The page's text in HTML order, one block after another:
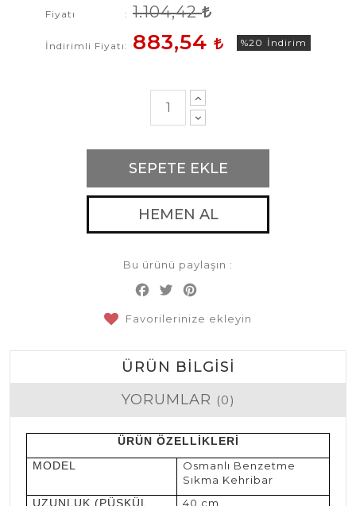
Fiyatı 1.104,42
İndirimli Fiyatı 883,54 %20 İndirim
SEPETE EKLE
HEMEN AL
Bu ürünü paylaşın :
Facebook
Twitter
Favorilerinize ekleyin
ÜRÜN BILGISI
YORUMLAR (0)
ÜRÜN ÖZELLİKLERİ
MODEL
Osmanlı Benzetme
Sıkma Kehribar
UZUNLUK (PÜSKÜL
40 cm